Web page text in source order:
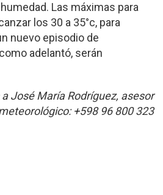
Las máximas para
los 30 a 35°c, para
nuevo episodio de
adelantó, serán
José María Rodríguez, asesor
+598 96 800 323